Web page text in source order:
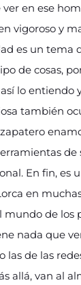
ver en ese
vigoroso y
es un tema
de cosas,
lo entiendo
también
de
En fin, es
en muchas
de los
nada que
las de las
allá, van al